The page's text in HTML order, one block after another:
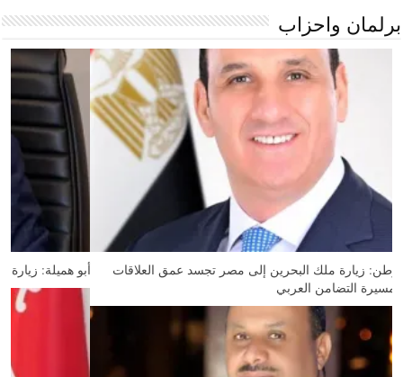
برلمان واحزاب
قيادي بحماة الوطن: زيارة ملك البحرين إلى مصر تجسد عمق العلاقات
الأخوية وتدعم مسيرة التضامن العربي